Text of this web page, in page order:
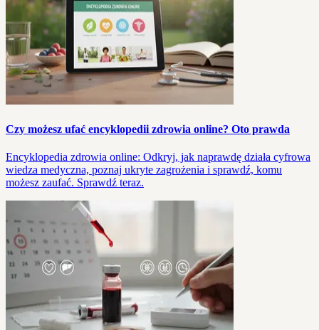
Czy możesz ufać encyklopedii zdrowia online? Oto prawda
Encyklopedia zdrowia online: Odkryj, jak naprawdę działa cyfrowa
wiedza medyczna, poznaj ukryte zagrożenia i sprawdź, komu
możesz zaufać. Sprawdź teraz.